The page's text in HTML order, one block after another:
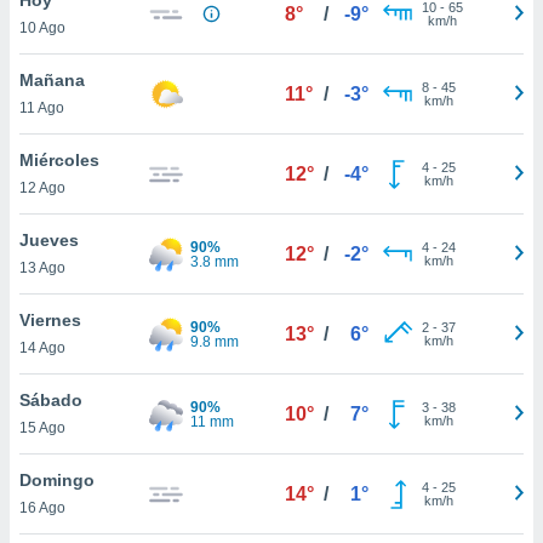
y
en
más
de
cookies
10 Ago
8° / -9° 10- 65
km/h
Mañana
11 Ago
11° / -3° 8- 45
km/h
Miércoles
12 Ago
12° / -4° 4- 25
km/h
Jueves
13 Ago
90%
3.8 mm
12° / -2° 4- 24
km/h
Viernes
14 Ago
90%
9.8 mm
13° / 6° 2- 37
km/h
Sábado
15 Ago
90%
11 mm
10° / 7° 3- 38
km/h
Domingo
16 Ago
14° / 1° 4- 25
km/h